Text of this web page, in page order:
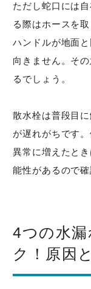
ただし蛇口には
る際はホースを
ハンドルが地面
向きません。そ
るでしょう。
散水栓は普段目
が遅れがちです
異常に増えたと
能性があるので確
4つの水
ク！原因